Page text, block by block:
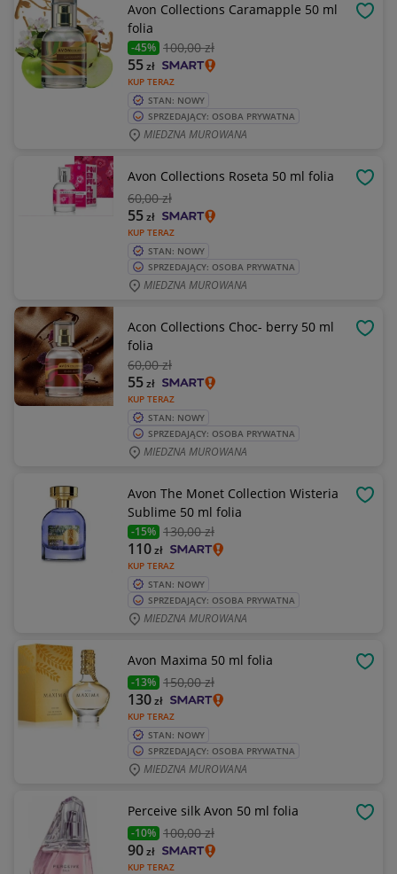
Avon Collections Caramapple 50 ml
folia
-45% 100,00 zł
KUP TERAZ
55zł
STAN: NOWY
SPRZEDAJĄCY: OSOBA PRYWATNA
MIEDZNA MUROWANA
Avon Collections Roseta 50 ml folia
60,00 zł
KUP TERAZ
55zł
STAN: NOWY
SPRZEDAJĄCY: OSOBA PRYWATNA
MIEDZNA MUROWANA
Acon Collections Choc- berry 50 ml
folia
60,00 zł
KUP TERAZ
55zł
STAN: NOWY
SPRZEDAJĄCY: OSOBA PRYWATNA
MIEDZNA MUROWANA
Avon The Monet Collection Wisteria
Sublime 50 ml folia
-15% 130,00 zł
KUP TERAZ
110zł
STAN: NOWY
SPRZEDAJĄCY: OSOBA PRYWATNA
MIEDZNA MUROWANA
Avon Maxima 50 ml folia
-13% 150,00 zł
KUP TERAZ
130zł
STAN: NOWY
SPRZEDAJĄCY: OSOBA PRYWATNA
MIEDZNA MUROWANA
Perceive silk Avon 50 ml folia
-10% 100,00 zł
KUP TERAZ
90zł